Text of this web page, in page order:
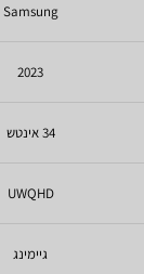
Samsung
2023
34 אינטש
UWQHD
גיימינג